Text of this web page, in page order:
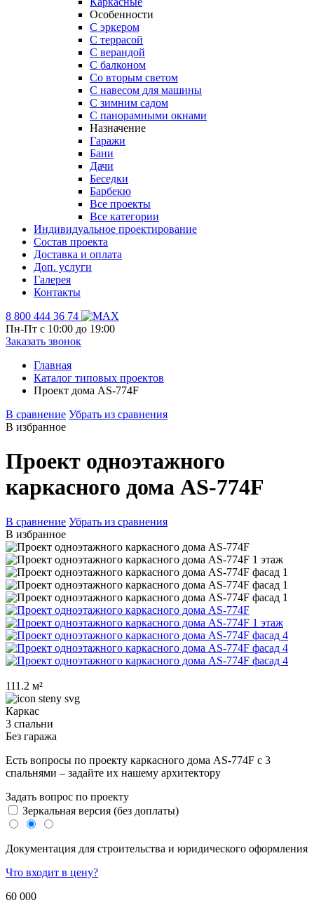
Особенности
С эркером
С террасой
С верандой
С балконом
Со вторым светом
С навесом для машины
С зимним садом
С панорамными окнами
Назначение
Гаражи
Бани
Дачи
Беседки
Барбекю
Все проекты
Все категории
Индивидуальное проектирование
Состав проекта
Доставка и оплата
Доп. услуги
Галерея
Контакты
8 800 444 36 74
Пн-Пт с 10:00 до 19:00
Заказать звонок
Главная
Каталог типовых проектов
Проект дома AS-774F
В сравнение Убрать из сравнения
В избранное
Проект одноэтажного
каркасного дома AS-774F
В сравнение Убрать из сравнения
В избранное
111.2 м²
Каркас
3 спальни
Без гаража
Есть вопросы по проекту каркасного дома AS-774F с 3
спальнями – задайте их нашему архитектору
Задать вопрос по проекту
Зеркальная версия (без доплаты)
Документация для строительства и юридического оформления
Что входит в цену?
60 000